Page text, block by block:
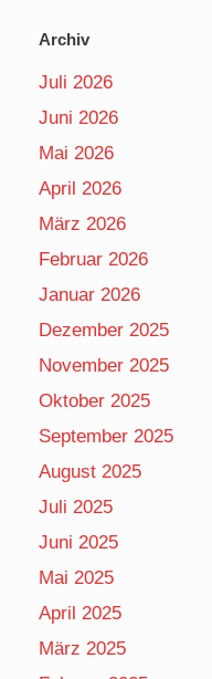
Archiv
Juli 2026
Juni 2026
Mai 2026
April 2026
März 2026
Februar 2026
Januar 2026
Dezember 2025
November 2025
Oktober 2025
September 2025
August 2025
Juli 2025
Juni 2025
Mai 2025
April 2025
März 2025